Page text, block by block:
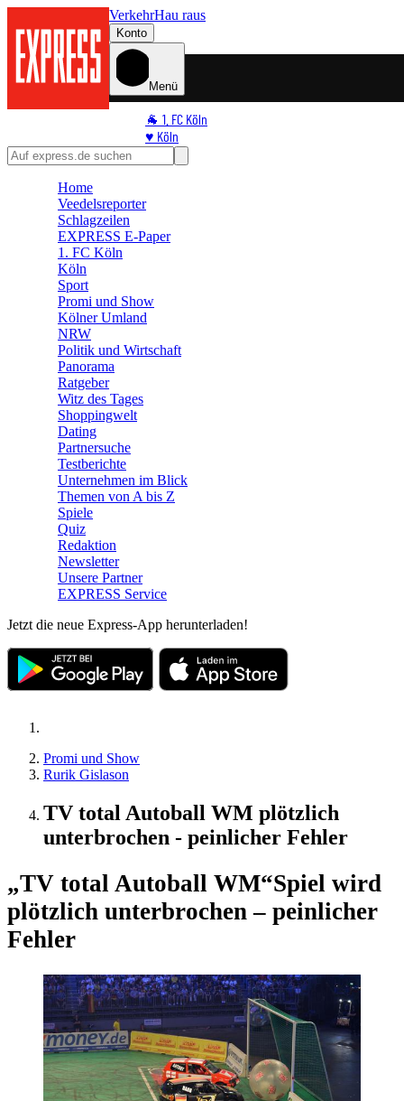
VerkehrHau raus
Konto
Menü
🐐 1. FC Köln
♥️ Köln
⭐ Promi
🛒 Shoppingwelt
Home
Veedelsreporter
Schlagzeilen
EXPRESS E-Paper
1. FC Köln
Köln
Sport
Promi und Show
Kölner Umland
NRW
Politik und Wirtschaft
Panorama
Ratgeber
Witz des Tages
Shoppingwelt
Dating
Partnersuche
Testberichte
Unternehmen im Blick
Themen von A bis Z
Spiele
Quiz
Redaktion
Newsletter
Unsere Partner
EXPRESS Service
Jetzt die neue Express-App herunterladen!
Promi und Show
Rurik Gislason
TV total Autoball WM plötzlich
unterbrochen - peinlicher Fehler
„TV total Autoball WM“Spiel wird
plötzlich unterbrochen – peinlicher
Fehler